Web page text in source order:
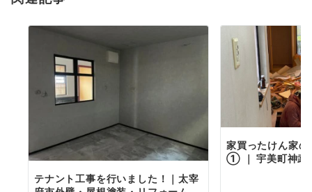
ン
テナント工事を行いました！｜太宰
家買ったけん家
① ｜ 宇美町神武